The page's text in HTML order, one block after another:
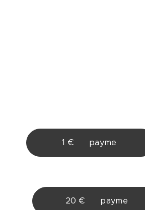
1 € ♥ payme
20 € ♥ payme